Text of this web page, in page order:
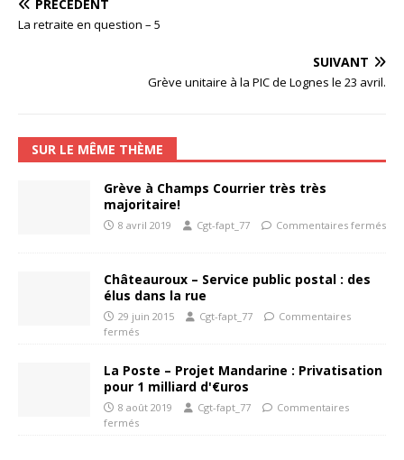
PRÉCÉDENT
La retraite en question – 5
SUIVANT
Grève unitaire à la PIC de Lognes le 23 avril.
SUR LE MÊME THÈME
Grève à Champs Courrier très très
majoritaire!
8 avril 2019 Cgt-fapt_77 Commentaires fermés
Châteauroux – Service public postal : des
élus dans la rue
29 juin 2015 Cgt-fapt_77
Commentaires
fermés
La Poste – Projet Mandarine : Privatisation
pour 1 milliard d'€uros
8 août 2019 Cgt-fapt_77
Commentaires
fermés